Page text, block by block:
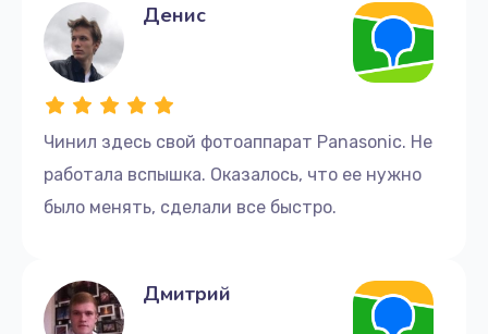
Чинил здесь свой фотоаппарат Panasonic. Не
работала вспышка. Оказалось, что ее нужно
было менять, сделали все быстро.
Денис
Дмитрий